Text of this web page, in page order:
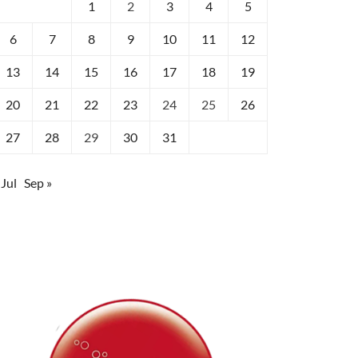
1 2 3 4 5
6 7 8 9 10 11 12
13 14 15 16 17 18 19
20 21 22 23 24 25 26
27 28 29 30 31
Sep »